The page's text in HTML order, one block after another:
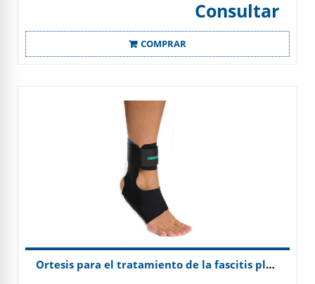
interior está confeccionada con material textil
transpirable, que protege al paciente ante posibles
rozaduras por presión; sistema de cierre mediante velcros.
Consultar
COMPRAR
Ortesis para el tratamiento de la fascitis plantar